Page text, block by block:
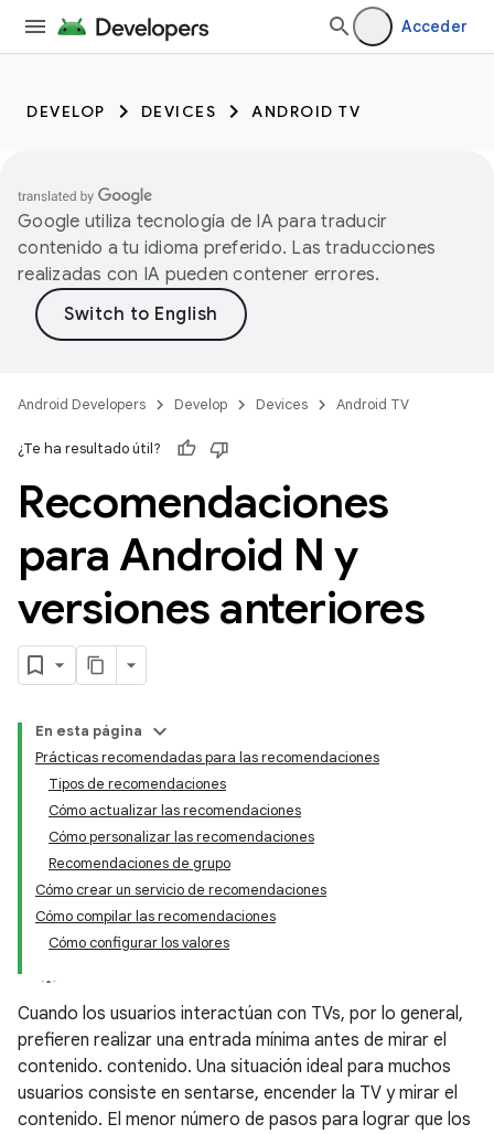
Acceder
DEVELOP DEVICES ANDROID TV
Google utiliza tecnología de IA para traducir
contenido a tu idioma preferido. Las traducciones
realizadas con IA pueden contener errores.
Android Developers Develop Devices Android TV
¿Te ha resultado útil?
Recomendaciones
para Android N y
versiones anteriores
En esta página
Prácticas recomendadas para las recomendaciones
Tipos de recomendaciones
Cómo actualizar las recomendaciones
Cómo personalizar las recomendaciones
Recomendaciones de grupo
Cómo crear un servicio de recomendaciones
Cómo compilar las recomendaciones
Cómo configurar los valores
Cuando los usuarios interactúan con TVs, por lo general,
prefieren realizar una entrada mínima antes de mirar el
contenido. contenido. Una situación ideal para muchos
usuarios consiste en sentarse, encender la TV y mirar el
contenido. El menor número de pasos para lograr que los